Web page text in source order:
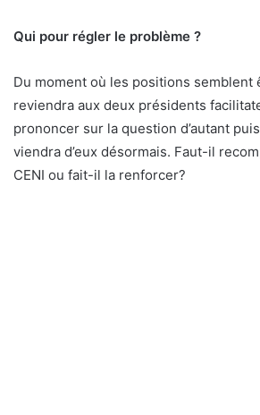
Qui pour régler le problème ?
Du moment où les positions semblent
reviendra aux deux présidents
prononcer sur la question d’autant
viendra d’eux désormais. Faut-il
CENI ou fait-il la renforcer?